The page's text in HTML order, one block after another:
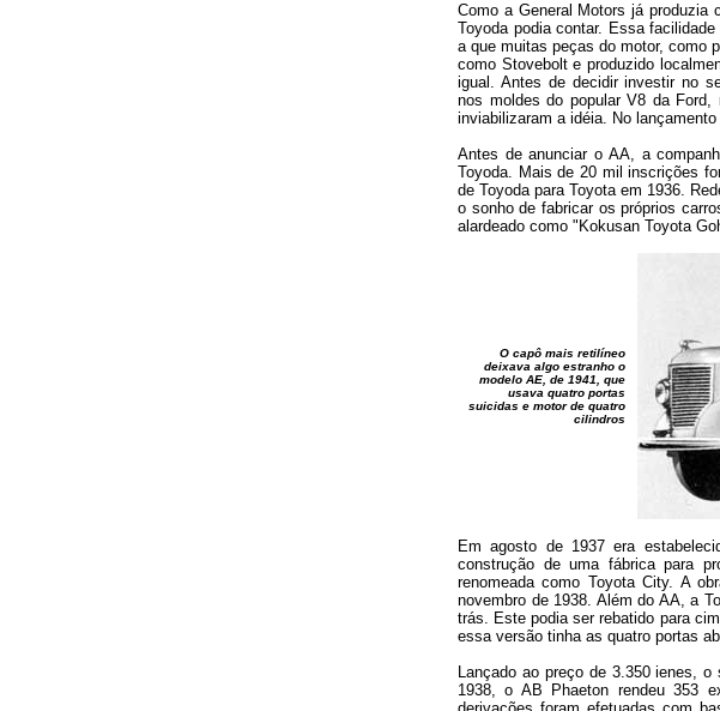
Como a General Motors já produzia
Toyoda podia contar. Essa
a que muitas peças do motor, como
como Stovebolt e produzido
igual. Antes de decidir investir no
nos moldes do popular V8 da
inviabilizaram a idéia. No
Antes de anunciar o AA, a
Toyoda. Mais de 20 mil inscrições
de Toyoda para Toyota em 1936.
o sonho de fabricar os próprios
alardeado como "Kokusan Toyota
O capô mais retilíneo
deixava algo estranho o
modelo AE, de 1941, que
usava quatro portas
suicidas e motor de quatro
cilindros
Em agosto de 1937 era
construção de uma fábrica para
renomeada como Toyota City. A
novembro de 1938. Além do AA, a
trás. Este podia ser rebatido para
essa versão tinha as quatro portas
Lançado ao preço de 3.350 ienes,
1938, o AB Phaeton rendeu 353